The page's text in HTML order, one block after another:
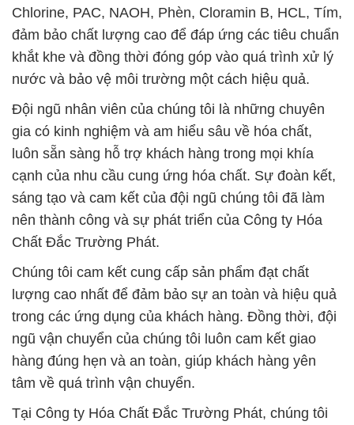
Chlorine, PAC, NAOH, Phèn, Cloramin B, HCL, Tím,
đảm bảo chất lượng cao để đáp ứng các tiêu chuẩn
khắt khe và đồng thời đóng góp vào quá trình xử lý
nước và bảo vệ môi trường một cách hiệu quả.
Đội ngũ nhân viên của chúng tôi là những chuyên
gia có kinh nghiệm và am hiểu sâu về hóa chất,
luôn sẵn sàng hỗ trợ khách hàng trong mọi khía
cạnh của nhu cầu cung ứng hóa chất. Sự đoàn kết,
sáng tạo và cam kết của đội ngũ chúng tôi đã làm
nên thành công và sự phát triển của Công ty Hóa
Chất Đắc Trường Phát.
Chúng tôi cam kết cung cấp sản phẩm đạt chất
lượng cao nhất để đảm bảo sự an toàn và hiệu quả
trong các ứng dụng của khách hàng. Đồng thời, đội
ngũ vận chuyển của chúng tôi luôn cam kết giao
hàng đúng hẹn và an toàn, giúp khách hàng yên
tâm về quá trình vận chuyển.
Tại Công ty Hóa Chất Đắc Trường Phát, chúng tôi